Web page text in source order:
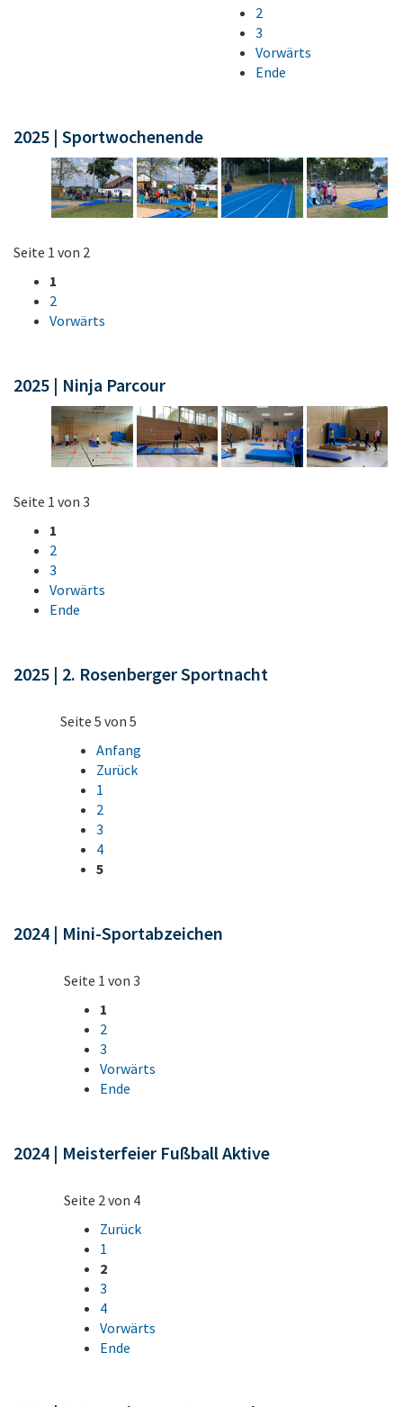
2
3
Vorwärts
Ende
2025 | Sportwochenende
Seite 1 von 2
1
2
Vorwärts
2025 | Ninja Parcour
Seite 1 von 3
1
2
3
Vorwärts
Ende
2025 | 2. Rosenberger Sportnacht
Seite 5 von 5
Anfang
Zurück
1
2
3
4
5
2024 | Mini-Sportabzeichen
Seite 1 von 3
1
2
3
Vorwärts
Ende
2024 | Meisterfeier Fußball Aktive
Seite 2 von 4
Zurück
1
2
3
4
Vorwärts
Ende